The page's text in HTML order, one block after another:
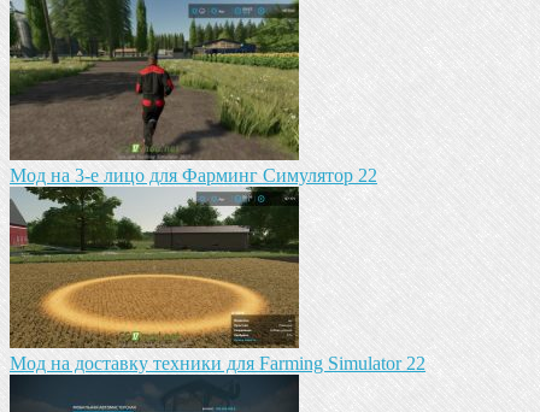
Мод на 3-е лицо для Фарминг Симулятор 22
Мод на доставку техники для Farming Simulator 22